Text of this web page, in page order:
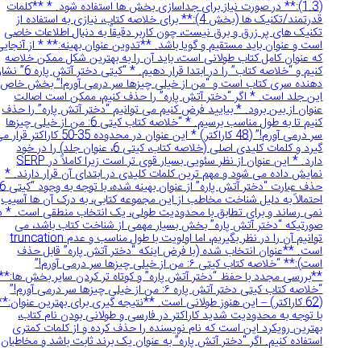
(1.3):** در صورت نیاز برای جداسازی بخش ها استفاده شود. * **کلمات
قدرتمند/تکنیک ها (بخش 4):** برای خلاصه کتاب، نیازی به استفاده از
تکنیک های پر زرق و برق نیست، چون کاربر دقیقاً به دنبال اطلاعات خاصی
است و عنوان باید مستقیم و گویا باشد. **تدوین عنوان بهینه:** * از آنجایی
که عنوان کامل کتاب طولانی است، باید آن را به بهترین شکل ممکن خلاصه
کنیم و “خلاصه کتاب” را در ابتدا قرار دهیم. * “کیتی دختر آتش پاره 6” نشان
دهنده سری کتاب است و “من از خیلی چیزها سر درمی آورم!” بخش خاص
این جلد است. * اگر “دختر آتش پاره” را حذف کنیم، ممکن است اصالت
عنوان از بین برود. * بیایید فرض کنیم می توانیم “دختر آتش پاره” را حذف
کنیم تا به طول مناسب برسیم. * “خلاصه کتاب کیتی 6: من از خیلی چیزها
سر درمی آورم!” (48 کاراکتر) * این عنوان در محدوده 35-50 کاراکتر قرار می
گیرد و کلمات کلیدی اصلی (خلاصه کتاب، کیتی 6، عنوان جلد) را در خود
دارد. * این عنوان از نظر سئویی بسیار قوی تر است زیرا کاملاً در SERP
نمایش داده می شود و مهم ترین کلمات کلیدی در ابتدای آن قرار دارند. *
حذف عبارت “دختر آتش پاره” از عنوان بهینه شده، با توجه به وجود “کیتی 6″،
احتمالاً به دلیل شناخت مخاطب از این مجموعه کتابی، به درک آن ها آسیب
نمی رساند و برای تطابق با محدودیت طولی، یک انتخاب منطقی است. * در
صورتیکه “دختر آتش پاره” بخش بسیار مهمی از شناخت کتاب باشد، می
توانیم آن را در نظر بگیریم، اما اولویت با طول مناسب و عدم truncation
است. **عنوان انتخاب شده (با فرض اینکه “دختر آتش پاره” قابل حذف
است):** “خلاصه کتاب کیتی ۶: من از خیلی چیزها سر درمی آورم!”
**بررسی مجدد با حفظ “دختر آتش پاره” و کوتاه تر کردن سایر بخش ها:**
“خلاصه کتاب کیتی دختر آتش پاره ۶: من از خیلی چیزها سر درمی آورم!”
(62 کاراکتر) – این هنوز طولانی است. **نتیجه گیری برای بهترین عنوان:**
با توجه به محدودیت شدید کاراکتر در فارسی و طولانی بودن نام کتاب،
بهترین رویکرد این است که نام نویسنده را حذف کرده و از کلمات کمتری
استفاده کنیم. اگر “دختر آتش پاره” به عنوان یک برند ثابت باشد و مخاطبان